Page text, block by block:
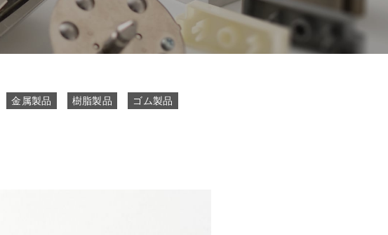
金属製品 樹脂製品 ゴム製品